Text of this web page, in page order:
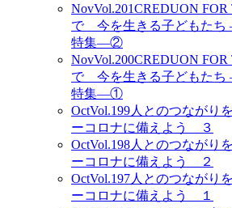
NovVol.201CREDUON FOR
で 今を生きる子どもたち
特集―②
NovVol.200CREDUON FOR
で 今を生きる子どもたち
特集―①
OctVol.199人とのつながり
ーコロナに備えよう ３
OctVol.198人とのつながり
ーコロナに備えよう ２
OctVol.197人とのつながり
ーコロナに備えよう １